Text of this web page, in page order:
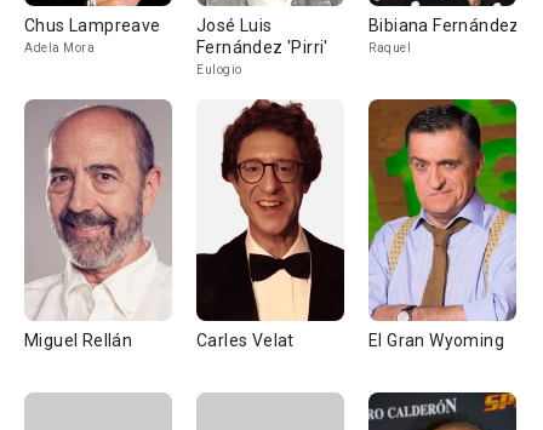
Chus Lampreave
Adela Mora
José Luis
Fernández 'Pirri'
Eulogio
Bibiana Fernández
Raquel
Miguel Rellán Carles Velat El Gran Wyoming